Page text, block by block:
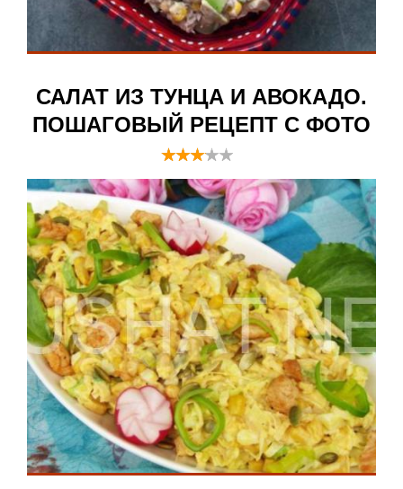
САЛАТ ИЗ ТУНЦА И АВОКАДО.
ПОШАГОВЫЙ РЕЦЕПТ С ФОТО